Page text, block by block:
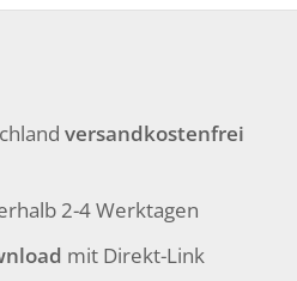
versandkostenfrei
2-4 Werktagen
mit Direkt-Link